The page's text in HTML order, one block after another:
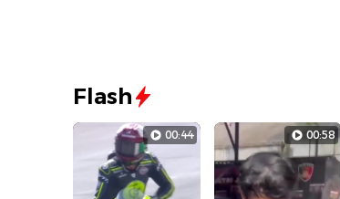
Flash
00:44 00:58